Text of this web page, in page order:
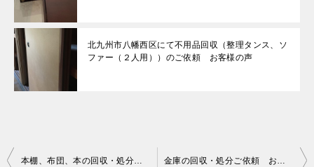
北九州市八幡西区にて不用品回収（整理タンス、ソ
ファー（２人用））のご依頼 お客様の声
投
本棚、布団、本の回収・処分ご依頼 お客様の声 金庫の回収・処分ご依頼 お客様の声